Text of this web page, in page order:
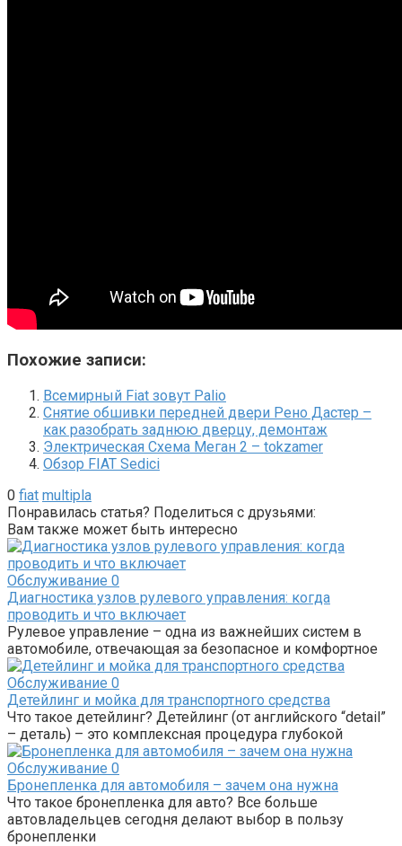
Похожие записи:
Всемирный Fiat зовут Palio
Снятие обшивки передней двери Рено Дастер –
как разобрать заднюю дверцу, демонтаж
Электрическая Схема Меган 2 – tokzamer
Обзор FIAT Sedici
0 fiat multipla
Понравилась статья? Поделиться с друзьями:
Вам также может быть интересно
Обслуживание 0
Диагностика узлов рулевого управления: когда
проводить и что включает
Рулевое управление – одна из важнейших систем в
автомобиле, отвечающая за безопасное и комфортное
Обслуживание 0
Детейлинг и мойка для транспортного средства
Что такое детейлинг? Детейлинг (от английского “detail”
– деталь) – это комплексная процедура глубокой
Обслуживание 0
Бронепленка для автомобиля – зачем она нужна
Что такое бронепленка для авто? Все больше
автовладельцев сегодня делают выбор в пользу
бронепленки